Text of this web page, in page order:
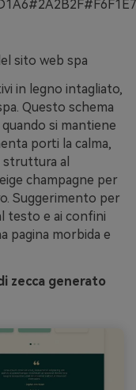
sito web spa
in legno intagliato,
Questo schema
si mantiene
porti la calma,
al
champagne per
Suggerimento per
testo e ai confini
pagina morbida e
zecca generato